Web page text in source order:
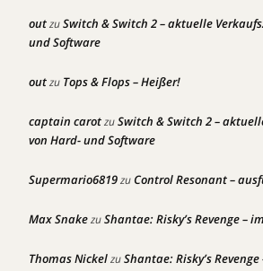
outzuSwitch & Switch 2 – aktuelle
und Software
outzu Tops & Flops – Heißer!
captain carotzuSwitch & Switch 2 –
von Hard- und Software
Supermario6819zuControl Resonant –
Max SnakezuShantae: Risky’s Revenge –
Thomas NickelzuShantae: Risky’s